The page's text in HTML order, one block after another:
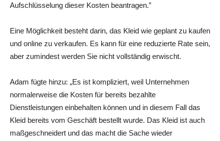
Aufschlüsselung dieser Kosten beantragen.”
Eine Möglichkeit besteht darin, das Kleid wie geplant zu kaufen
und online zu verkaufen. Es kann für eine reduzierte Rate sein,
aber zumindest werden Sie nicht vollständig erwischt.
Adam fügte hinzu: „Es ist kompliziert, weil Unternehmen
normalerweise die Kosten für bereits bezahlte
Dienstleistungen einbehalten können und in diesem Fall das
Kleid bereits vom Geschäft bestellt wurde. Das Kleid ist auch
maßgeschneidert und das macht die Sache wieder